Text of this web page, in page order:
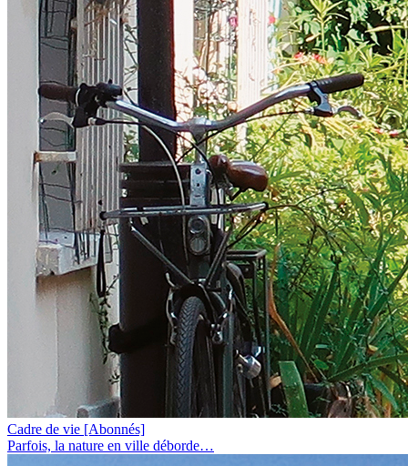
Cadre de vie [Abonnés]
Parfois, la nature en ville déborde…